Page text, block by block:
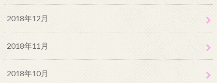
2018年12月
2018年11月
2018年10月